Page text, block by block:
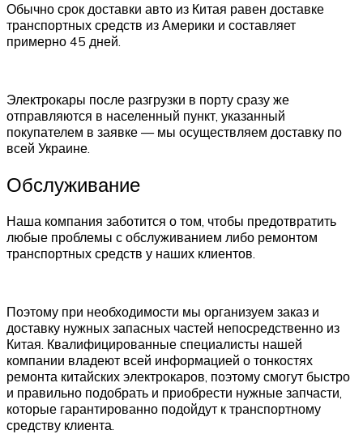
Обычно срок доставки авто из Китая равен доставке
транспортных средств из Америки и составляет
примерно 45 дней.
Электрокары после разгрузки в порту сразу же
отправляются в населенный пункт, указанный
покупателем в заявке — мы осуществляем доставку по
всей Украине.
Обслуживание
Наша компания заботится о том, чтобы предотвратить
любые проблемы с обслуживанием либо ремонтом
транспортных средств у наших клиентов.
Поэтому при необходимости мы организуем заказ и
доставку нужных запасных частей непосредственно из
Китая. Квалифицированные специалисты нашей
компании владеют всей информацией о тонкостях
ремонта китайских электрокаров, поэтому смогут быстро
и правильно подобрать и приобрести нужные запчасти,
которые гарантированно подойдут к транспортному
средству клиента.